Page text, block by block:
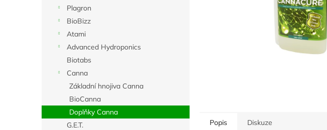
Plagron
BioBizz
Atami
Advanced Hydroponics
Biotabs
Canna
Základní hnojiva Canna
BioCanna
Doplňky Canna
G.E.T.
Popis Diskuze